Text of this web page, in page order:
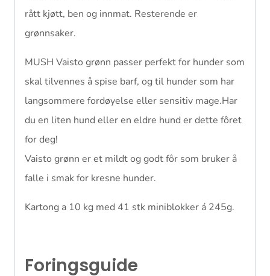
rått kjøtt, ben og innmat. Resterende er
grønnsaker.
MUSH Vaisto grønn passer perfekt for hunder som
skal tilvennes å spise barf, og til hunder som har
langsommere fordøyelse eller sensitiv mage.Har
du en liten hund eller en eldre hund er dette fôret
for deg!
Vaisto grønn er et mildt og godt fôr som bruker å
falle i smak for kresne hunder.
Kartong a 10 kg med 41 stk miniblokker á 245g.
Foringsguide